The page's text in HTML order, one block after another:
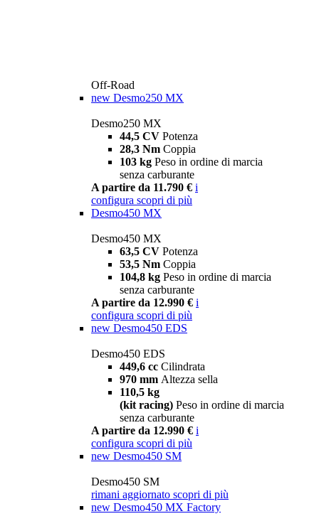
Off-Road
new Desmo250 MX
Desmo250 MX
44,5 CV Potenza
28,3 Nm Coppia
103 kg Peso in ordine di marcia
senza carburante
A partire da 11.790 € i
configura scopri di più
Desmo450 MX
Desmo450 MX
63,5 CV Potenza
53,5 Nm Coppia
104,8 kg Peso in ordine di marcia
senza carburante
A partire da 12.990 € i
configura scopri di più
new Desmo450 EDS
Desmo450 EDS
449,6 cc Cilindrata
970 mm Altezza sella
110,5 kg
(kit racing) Peso in ordine di marcia
senza carburante
A partire da 12.990 € i
configura scopri di più
new Desmo450 SM
Desmo450 SM
rimani aggiornato scopri di più
new Desmo450 MX Factory